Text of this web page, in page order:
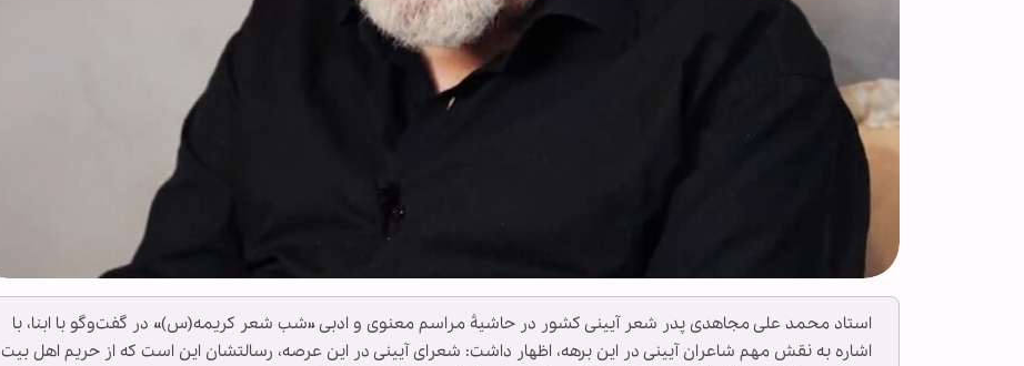
استاد محمد علی مجاهدی پدر شعر آیینی کشور در حاشیۀ مراسم معنوی و ادبی «شب شعر کریمه(س)» در گفت‌وگو با ابنا، با
اشاره به نقش مهم شاعران آیینی در این برهه، اظهار داشت: شعرای آیینی در این عرصه، رسالتشان این است که از حریم اهل بیت